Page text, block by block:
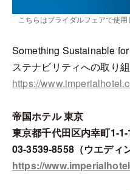
こちらはブライダルフェアで使
Something Sustainable
ステナビリティへの取り
https://
帝国ホテル 東京
東京都千代田区内幸町1-1-
03-3539-8558（ウエディ
https://